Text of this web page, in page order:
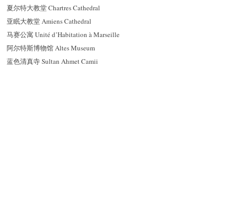
夏尔特大教堂 Chartres Cathedral
亚眠大教堂 Amiens Cathedral
马赛公寓 Unité d’Habitation à Marseille
阿尔特斯博物馆 Altes Museum
蓝色清真寺 Sultan Ahmet Camii